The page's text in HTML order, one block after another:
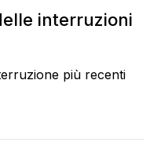
interruzioni
più recenti